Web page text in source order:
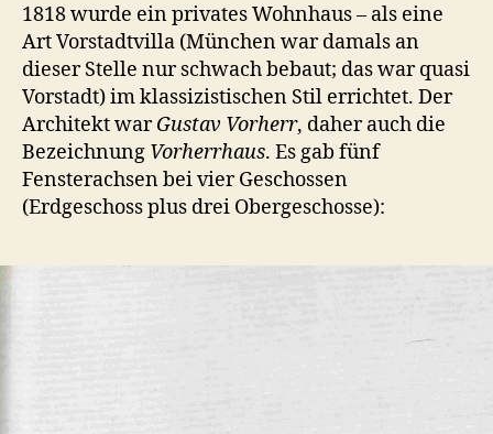
1818 wurde ein privates Wohnhaus – als eine
Art Vorstadtvilla (München war damals an
dieser Stelle nur schwach bebaut; das war quasi
Vorstadt) im klassizistischen Stil errichtet. Der
Architekt warGustav Vorherr, daher auch die
Bezeichnung Vorherrhaus. Es gab fünf
Fensterachsen bei vier Geschossen
(Erdgeschoss plus drei Obergeschosse):